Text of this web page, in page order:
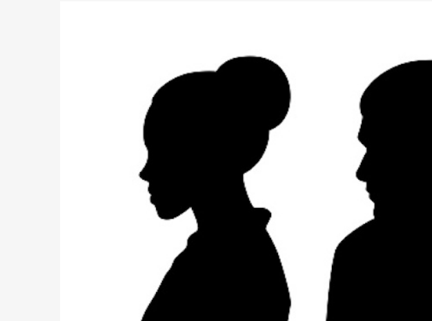
avant le 16 mai 2026 à 16h
Politique Proclamation des résultats globaux provisoires et des
statistiques des législatives et communales : ce 4 juin à 18h
Politique Suite de la publication des résultats partiels des élections de mai
ce 03 juin à 14h
Politique Suite de la publication des résultats partiels des élections de mai
– mardi 02 juin à 17h